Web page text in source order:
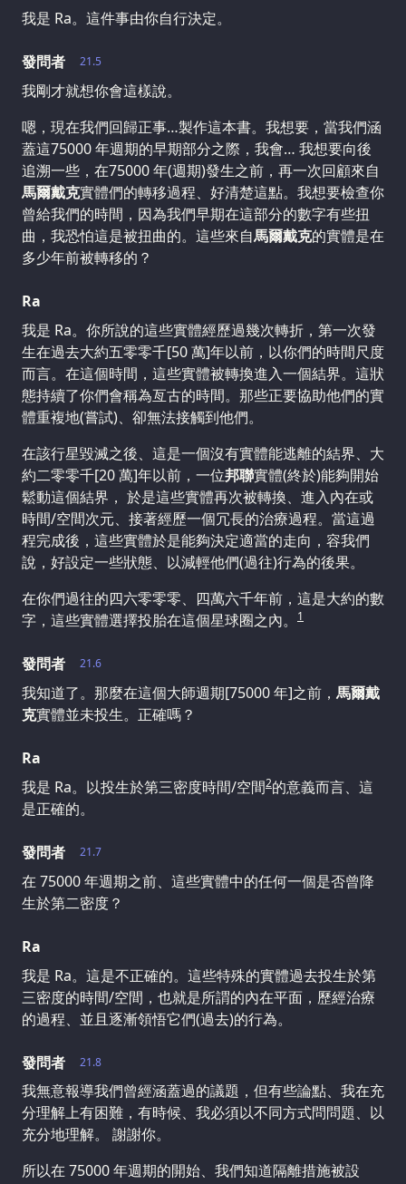
我是 Ra。這件事由你自行決定。
21.5
發問者
我剛才就想你會這樣說。
嗯，現在我們回歸正事…製作這本書。我想要，當我們涵
蓋這75000 年週期的早期部分之際，我會… 我想要向後
追溯一些，在75000 年(週期)發生之前，再一次回顧來自
馬爾戴克實體們的轉移過程、好清楚這點。我想要檢查你
曾給我們的時間，因為我們早期在這部分的數字有些扭
曲，我恐怕這是被扭曲的。這些來自馬爾戴克的實體是在
多少年前被轉移的？
Ra
我是 Ra。你所說的這些實體經歷過幾次轉折，第一次發
生在過去大約五零零千[50 萬]年以前，以你們的時間尺度
而言。在這個時間，這些實體被轉換進入一個結界。這狀
態持續了你們會稱為亙古的時間。那些正要協助他們的實
體重複地(嘗試)、卻無法接觸到他們。
在該行星毀滅之後、這是一個沒有實體能逃離的結界、大
約二零零千[20 萬]年以前，一位邦聯實體(終於)能夠開始
鬆動這個結界， 於是這些實體再次被轉換、進入內在或
時間/空間次元、接著經歷一個冗長的治療過程。當這過
程完成後，這些實體於是能夠決定適當的走向，容我們
說，好設定一些狀態、以減輕他們(過往)行為的後果。
在你們過往的四六零零零、四萬六千年前，這是大約的數
字，這些實體選擇投胎在這個星球圈之內。
1
21.6
發問者
我知道了。那麼在這個大師週期[75000 年]之前， 馬爾戴
克實體並未投生。正確嗎？
Ra
我是 Ra。以投生於第三密度時間/空間2的意義而言、這
是正確的。
21.7
發問者
在 75000 年週期之前、這些實體中的任何一個是否曾降
生於第二密度？
Ra
我是 Ra。這是不正確的。這些特殊的實體過去投生於第
三密度的時間/空間，也就是所謂的內在平面，歷經治療
的過程、並且逐漸領悟它們(過去)的行為。
21.8
發問者
我無意報導我們曾經涵蓋過的議題，但有些論點、我在充
分理解上有困難，有時候、我必須以不同方式問問題、以
充分地理解。 謝謝你。
所以在 75000 年週期的開始、我們知道隔離措施被設